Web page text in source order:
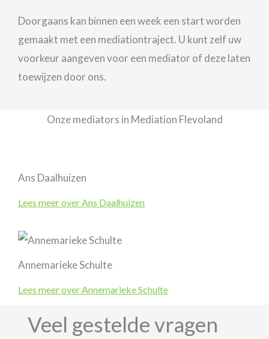
Doorgaans kan binnen een week een start worden
gemaakt met een mediationtraject. U kunt zelf uw
voorkeur aangeven voor een mediator of deze laten
toewijzen door ons.
Onze mediators in Mediation Flevoland
Ans Daalhuizen
Lees meer over Ans Daalhuizen
Annemarieke Schulte
Lees meer over Annemarieke Schulte
Veel gestelde vragen